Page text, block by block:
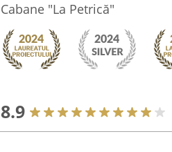
Cabane "La Petrică"
8.9